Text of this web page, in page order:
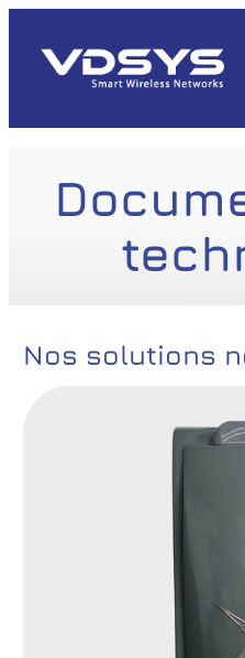
contenu
Nos solutions